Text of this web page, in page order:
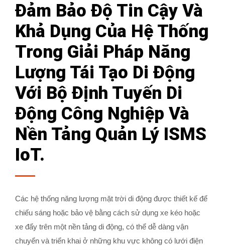
Đảm Bảo Độ Tin Cậy Và
Khả Dụng Của Hệ Thống
Trong Giải Pháp Năng
Lượng Tái Tạo Di Động
Với Bộ Định Tuyến Di
Động Công Nghiệp Và
Nền Tảng Quản Lý ISMS
IoT.
Các hệ thống năng lượng mặt trời di động được thiết kế để
chiếu sáng hoặc bảo vệ bằng cách sử dụng xe kéo hoặc
xe đẩy trên một nền tảng di động, có thể dễ dàng vận
chuyển và triển khai ở những khu vực không có lưới điện